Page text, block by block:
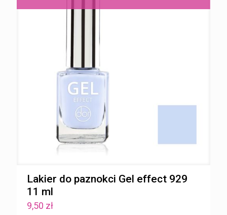
Lakier do paznokci Gel effect 929
11 ml
9,50 zł